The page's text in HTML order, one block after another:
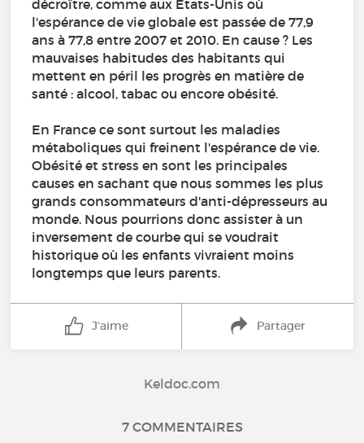
décroître, comme aux États-Unis où
l'espérance de vie globale est passée de 77,9
ans à 77,8 entre 2007 et 2010. En cause ? Les
mauvaises habitudes des habitants qui
mettent en péril les progrès en matière de
santé : alcool, tabac ou encore obésité.
En France ce sont surtout les maladies
métaboliques qui freinent l'espérance de vie.
Obésité et stress en sont les principales
causes en sachant que nous sommes les plus
grands consommateurs d'anti-dépresseurs au
monde. Nous pourrions donc assister à un
inversement de courbe qui se voudrait
historique où les enfants vivraient moins
longtemps que leurs parents.
J'aime Partager
Keldoc.com
7 COMMENTAIRES